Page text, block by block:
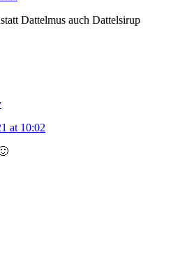
Dattelmus auch Dattelsirup
at 10:02